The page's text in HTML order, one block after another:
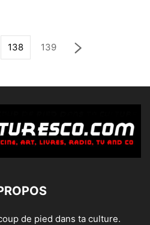
138 139
de pied dans ta culture.